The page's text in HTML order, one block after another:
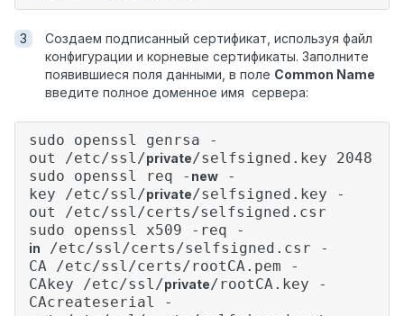
Создаем подписанный сертификат, используя файл
конфигурации и корневые сертификаты. Заполните
появившиеся поля данными, в поле Common Name
введите полное доменное имя сервера:
sudo openssl genrsa -
out /etc/ssl/private/selfsigned.key 2048
sudo openssl req - new -
key /etc/ssl/private/selfsigned.key -
out /etc/ssl/certs/selfsigned.csr
sudo openssl x509 -req -
in
/etc/ssl/certs/selfsigned.csr -
CA /etc/ssl/certs/rootCA.pem -
CAkey /etc/ssl/private/rootCA.key -
CAcreateserial -